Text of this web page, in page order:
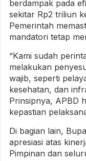
berdampak pada
sekitar Rp2 triliun
Pemerintah
mandatori tetap
“Kami sudah
melakukan
wajib, seperti
kesehatan, dan
Prinsipnya, APBD
kepastian
Di bagian lain,
apresiasi atas
Pimpinan dan